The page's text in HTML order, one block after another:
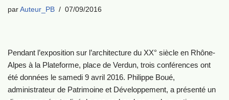
par Auteur_PB 07/09/2016
Pendant l’exposition sur l’architecture du XX° siècle en Rhône-
Alpes à la Plateforme, place de Verdun, trois conférences ont
été données le samedi 9 avril 2016. Philippe Boué,
administrateur de Patrimoine et Développement, a présenté un